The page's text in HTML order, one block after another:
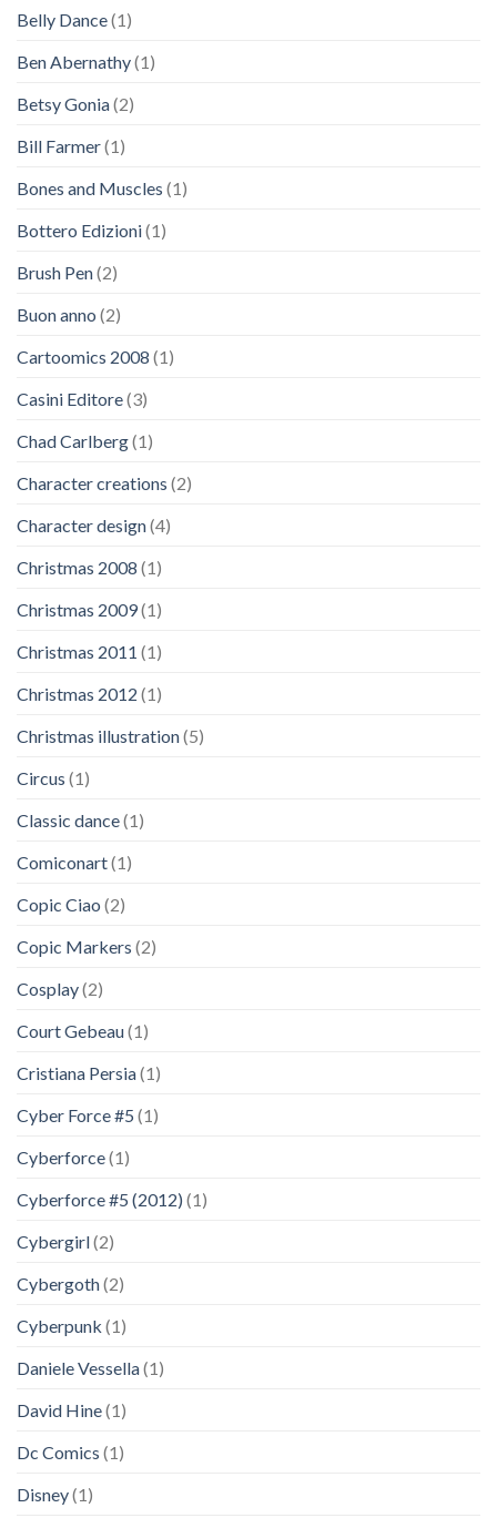
Belly Dance(1)
Ben Abernathy(1)
Betsy Gonia(2)
Bill Farmer(1)
Bones and Muscles (1)
Bottero Edizioni(1)
Brush Pen(2)
Buon anno (2)
Cartoomics 2008 (1)
Casini Editore(3)
Chad Carlberg(1)
Character creations (2)
Character design(4)
Christmas 2008 (1)
Christmas 2009(1)
Christmas 2011 (1)
Christmas 2012 (1)
Christmas illustration(5)
Circus (1)
Classic dance(1)
Comiconart(1)
Copic Ciao (2)
Copic Markers (2)
Cosplay(2)
Court Gebeau(1)
Cristiana Persia(1)
Cyber Force #5 (1)
Cyberforce(1)
Cyberforce #5 (2012) (1)
Cybergirl(2)
Cybergoth(2)
Cyberpunk (1)
Daniele Vessella(1)
David Hine(1)
Dc Comics (1)
Disney(1)